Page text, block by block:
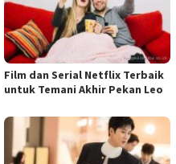
Film dan Serial Netflix Terbaik
untuk Temani Akhir Pekan Leo